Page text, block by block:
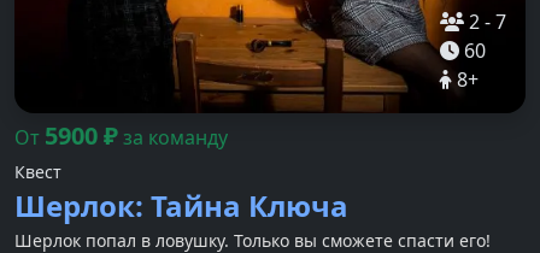
2-7
60
8+
От 5900₽за команду
Квест
Шерлок: Тайна Ключа
Шерлок попал в ловушку. Только вы сможете спасти его!